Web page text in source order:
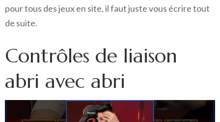
pour tous des jeux en site, il faut juste vous écrire tout
de suite.
Contrôles de liaison
abri avec abri